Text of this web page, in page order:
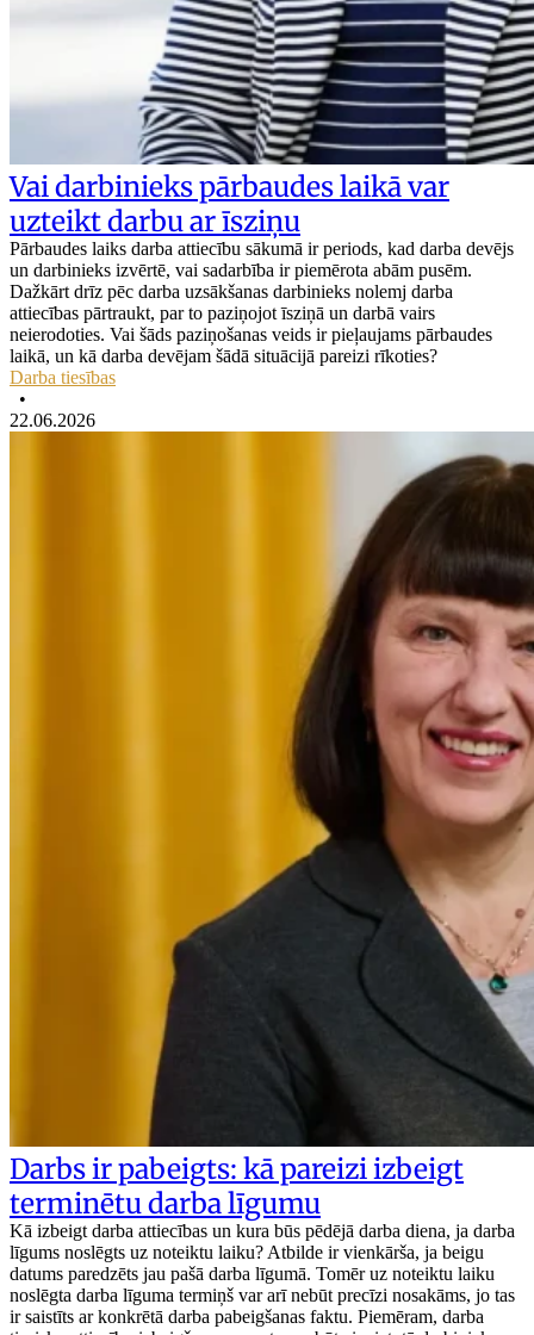
Vai darbinieks pārbaudes laikā var
uzteikt darbu ar īsziņu
Pārbaudes laiks darba attiecību sākumā ir periods, kad darba devējs
un darbinieks izvērtē, vai sadarbība ir piemērota abām pusēm.
Dažkārt drīz pēc darba uzsākšanas darbinieks nolemj darba
attiecības pārtraukt, par to paziņojot īsziņā un darbā vairs
neierodoties. Vai šāds paziņošanas veids ir pieļaujams pārbaudes
laikā, un kā darba devējam šādā situācijā pareizi rīkoties?
Darba tiesības
•
22.06.2026
Darbs ir pabeigts: kā pareizi izbeigt
terminētu darba līgumu
Kā izbeigt darba attiecības un kura būs pēdējā darba diena, ja darba
līgums noslēgts uz noteiktu laiku? Atbilde ir vienkārša, ja beigu
datums paredzēts jau pašā darba līgumā. Tomēr uz noteiktu laiku
noslēgta darba līguma termiņš var arī nebūt precīzi nosakāms, jo tas
ir saistīts ar konkrētā darba pabeigšanas faktu. Piemēram, darba